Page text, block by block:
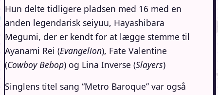
Hun delte tidligere pladsen med 16 med en
anden legendarisk seiyuu, Hayashibara
Megumi, der er kendt for at lægge stemme til
Ayanami Rei (Evangelion), Fate Valentine
(Cowboy Bebop) og Lina Inverse (Slayers)
Singlens titel sang “Metro Baroque” var også